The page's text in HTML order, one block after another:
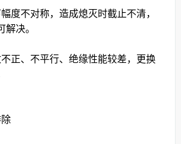
度不对称，造成熄灭时截止不清，
解决。
正、不平行、绝缘性能较差，更换